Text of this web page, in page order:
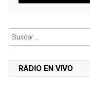
RADIO EN VIVO